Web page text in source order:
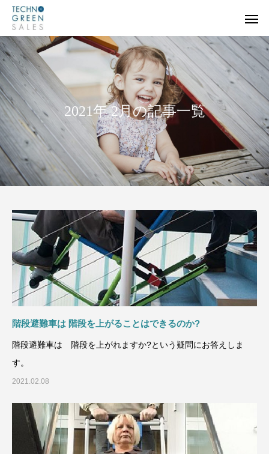
2021年 2月の記事一覧
階段避難車は 階段を上がることはできるのか?
階段避難車は 階段を上がれますか?という疑問にお答えしま
す。
2021.02.08